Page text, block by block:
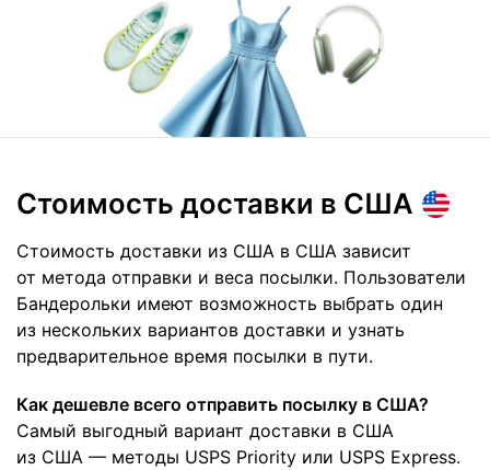
Стоимость доставки в США
Стоимость доставки из США в США зависит
от метода отправки и веса посылки. Пользователи
Бандерольки имеют возможность выбрать один
из нескольких вариантов доставки и узнать
предварительное время посылки в пути.
Как дешевле всего отправить посылку в США?
Самый выгодный вариант доставки в США
из США — методы USPS Priority или USPS Express.